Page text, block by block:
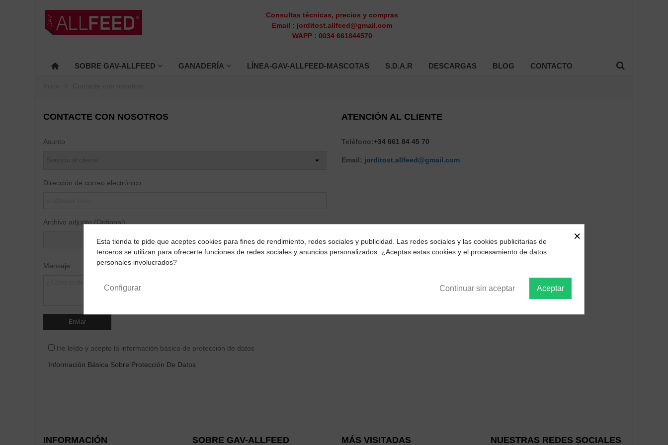
Consultas técnicas, precios y compras
Email : jorditost.allfeed@gmail.com
WAPP : 0034 661844570
SOBRE GAV-ALLFEED GANADERÍA LÍNEA-GAV-ALLFEED-MASCOTAS S.D.A.R DESCARGAS BLOG CONTACTO
CONTACTE CON NOSOTROS
Asunto
Dirección de correo electrónico
Archivo adjunto (Optional)
Seleccionar archivo
Mensaje
ATENCIÓN AL CLIENTE
Teléfono:+34 661 84 45 70
Email: jorditost.allfeed@gmail.com
He leído y acepto la información básica de protección de datos
Información Básica Sobre Protección De Datos
INFORMACIÓN SOBRE GAV-ALLFEED MÁS VISITADAS NUESTRAS REDES SOCIALES
×
Esta tienda te pide que aceptes cookies para fines de rendimiento, redes sociales y publicidad. Las redes sociales y las cookies publicitarias de
terceros se utilizan para ofrecerte funciones de redes sociales y anuncios personalizados. ¿Aceptas estas cookies y el procesamiento de datos
personales involucrados?
Aceptar
Continuar sin aceptar
Configurar